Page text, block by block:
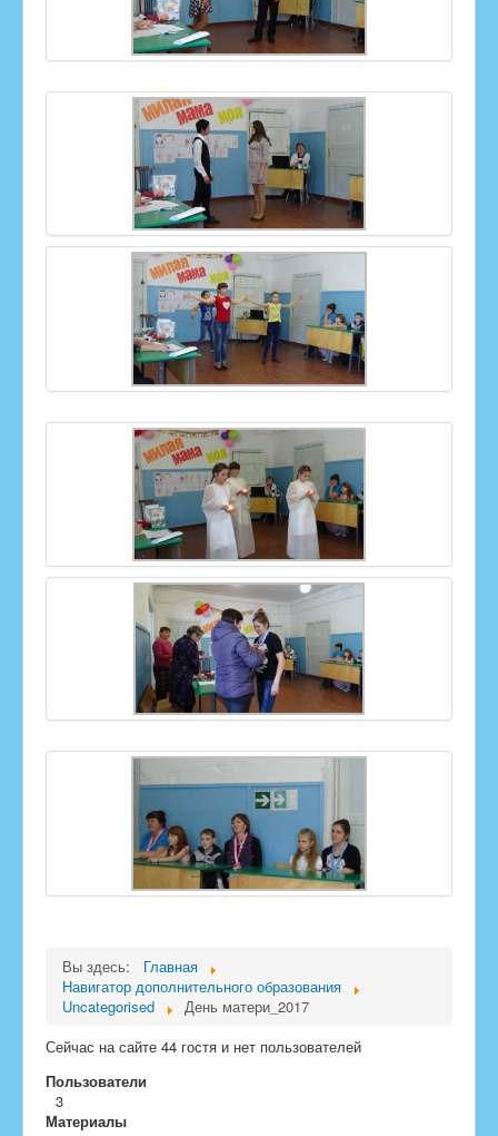
Вы здесь:
Главная
Навигатор дополнительного образования
Uncategorised
День матери_2017
Сейчас на сайте 44 гостя и нет пользователей
Пользователи
3
Материалы